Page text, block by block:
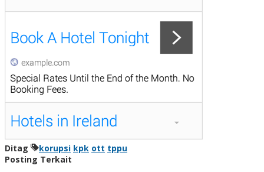
Ditag korupsi kpk ott tppu
Posting Terkait